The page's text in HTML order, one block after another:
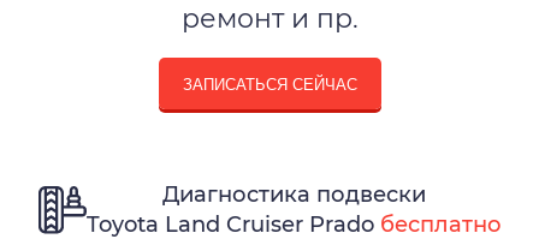
ремонт и пр.
ЗАПИСАТЬСЯ СЕЙЧАС
Диагностика подвески
Toyota Land Cruiser Prado бесплатно